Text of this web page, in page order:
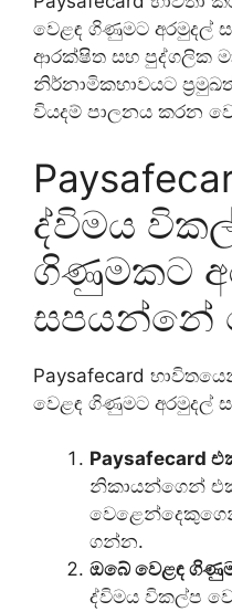
වෙළඳ ගිණුමට අරමුදල්
ආරක්ෂිත සහ පුද්ගලික
නිර්නාමිකභාවයට
වියදම් පාලනය කරන
ද්විමය
ගිණුමකට
සපයන්නේ
Paysafecard
වෙළඳ ගිණුමට අරමුදල්
Paysafecard
නිකායන්ගෙන්
ගන්න.
ඔබේ වෙළඳ
ද්විමය විකල්ප